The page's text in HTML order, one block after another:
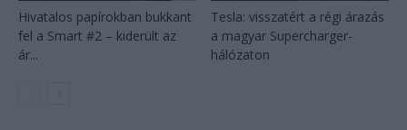
Hivatalos papírokban bukkant
fel a Smart #2 – kiderült az
ár...
Tesla: visszatért a régi árazás
a magyar Supercharger-
hálózaton